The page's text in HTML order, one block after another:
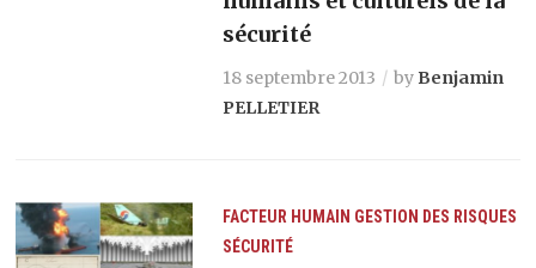
sécurité
18 septembre 2013 by Benjamin
PELLETIER
FACTEUR HUMAIN GESTION DES RISQUES
SÉCURITÉ